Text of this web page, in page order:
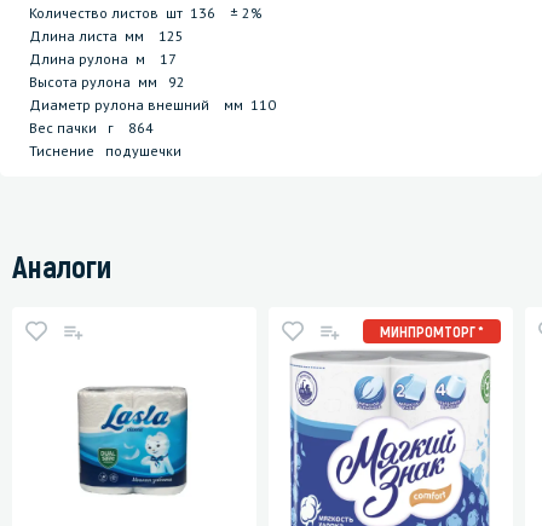
Количество листов шт 136 ± 2%
Длина листа мм 125
Длина рулона м 17
Высота рулона мм 92
Диаметр рулона внешний мм 110
Вес пачки г 864
Тиснение подушечки
Аналоги
МИНПРОМТОРГ *